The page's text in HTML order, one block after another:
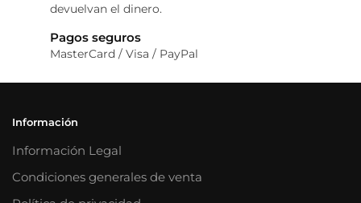
devuelvan el dinero.
Pagos seguros
MasterCard / Visa / PayPal
Información
Información Legal
Condiciones generales de venta